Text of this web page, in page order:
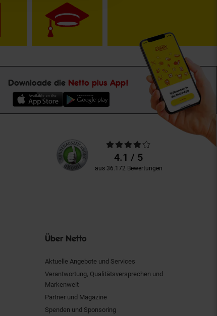
Downloade die Netto plus App!
Unsere
Kundenbewertungen
Durchschnittliche
Bewertungen4.1 / 5
aus 36.172 Bewertungen
Über Netto
Aktuelle Angebote und Services
Verantwortung, Qualitätsversprechen und
Markenwelt
Partner und Magazine
Spenden und Sponsoring